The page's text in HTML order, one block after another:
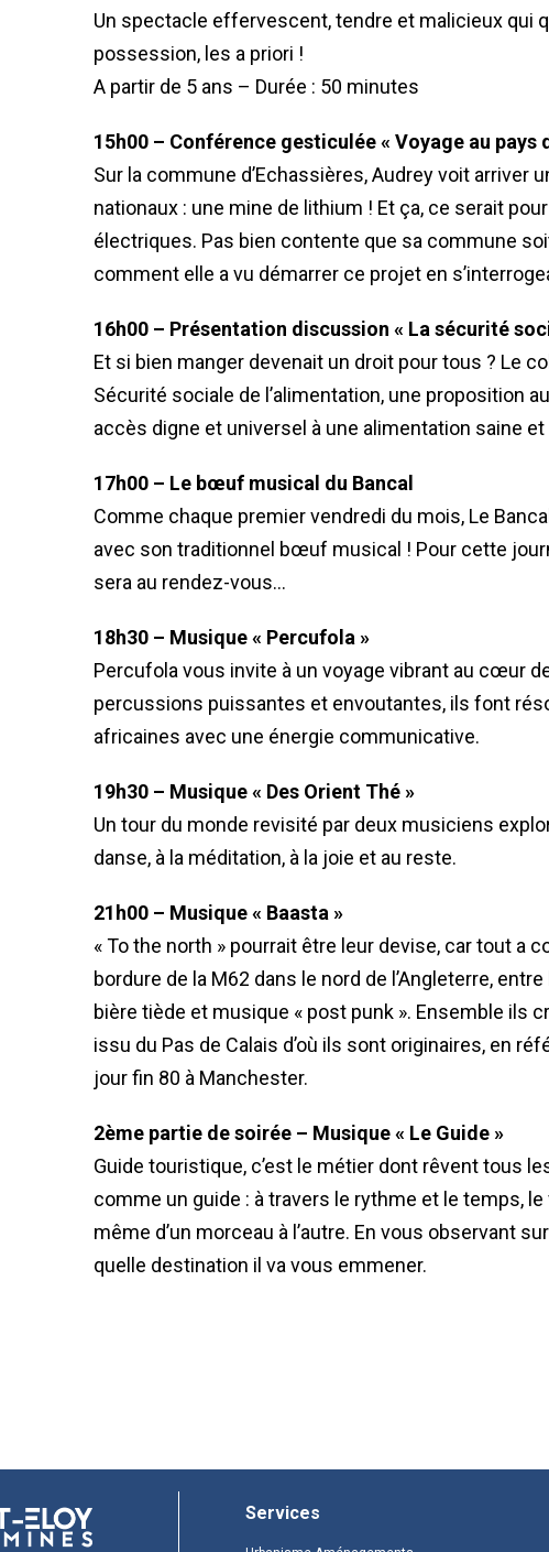
Un spectacle effervescent, tendre et malicieux qui
possession, les a priori !
A partir de 5 ans – Durée : 50 minutes
15h00 – Conférence gesticulée « Voyage au pays
Sur la commune d’Echassières, Audrey voit arriver
nationaux : une mine de lithium ! Et ça, ce serait
électriques. Pas bien contente que sa commune
comment elle a vu démarrer ce projet en
16h00 – Présentation discussion « La sécurité
Et si bien manger devenait un droit pour tous ? Le
Sécurité sociale de l’alimentation, une proposition
accès digne et universel à une alimentation saine et
17h00 – Le bœuf musical du Bancal
Comme chaque premier vendredi du mois, Le
avec son traditionnel bœuf musical ! Pour cette
sera au rendez-vous…
18h30 – Musique « Percufola »
Percufola vous invite à un voyage vibrant au cœur
percussions puissantes et envoutantes, ils font
africaines avec une énergie communicative.
19h30 – Musique « Des Orient Thé »
Un tour du monde revisité par deux musiciens
danse, à la méditation, à la joie et au reste.
21h00 – Musique « Baasta »
« To the north » pourrait être leur devise, car tout a
bordure de la M62 dans le nord de l’Angleterre,
bière tiède et musique « post punk ». Ensemble ils
issu du Pas de Calais d’où ils sont originaires, en
jour fin 80 à Manchester.
2ème partie de soirée – Musique « Le Guide »
Guide touristique, c’est le métier dont rêvent tous
comme un guide : à travers le rythme et le temps, le
même d’un morceau à l’autre. En vous observant
quelle destination il va vous emmener.
Services